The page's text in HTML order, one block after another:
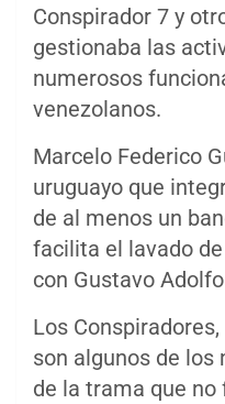
Conspirador 7 y
gestionaba las
numerosos
venezolanos.
Marcelo Federico
uruguayo que
de al menos un
facilita el lavado
con Gustavo
Los
son algunos de
de la trama que no